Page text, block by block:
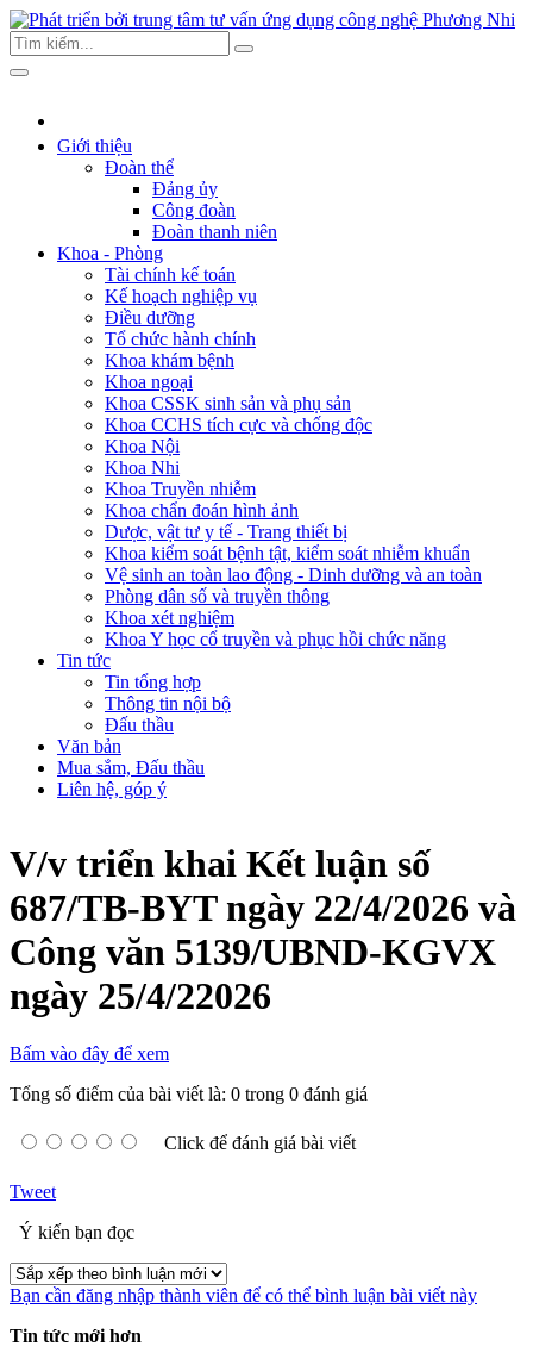
Giới thiệu
Đoàn thể
Đảng ủy
Công đoàn
Đoàn thanh niên
Khoa - Phòng
Tài chính kế toán
Kế hoạch nghiệp vụ
Điều dưỡng
Tổ chức hành chính
Khoa khám bệnh
Khoa ngoại
Khoa CSSK sinh sản và phụ sản
Khoa CCHS tích cực và chống độc
Khoa Nội
Khoa Nhi
Khoa Truyền nhiễm
Khoa chẩn đoán hình ảnh
Dược, vật tư y tế - Trang thiết bị
Khoa kiểm soát bệnh tật, kiểm soát nhiễm khuẩn
Vệ sinh an toàn lao động - Dinh dưỡng và an toàn
Phòng dân số và truyền thông
Khoa xét nghiệm
Khoa Y học cổ truyền và phục hồi chức năng
Tin tức
Tin tổng hợp
Thông tin nội bộ
Đấu thầu
Văn bản
Mua sắm, Đấu thầu
Liên hệ, góp ý
V/v triển khai Kết luận số
687/TB-BYT ngày 22/4/2026 và
Công văn 5139/UBND-KGVX
ngày 25/4/22026
Bấm vào đây để xem
Tổng số điểm của bài viết là: 0 trong 0 đánh giá
Click để đánh giá bài viết
Tweet
Ý kiến bạn đọc
Bạn cần đăng nhập thành viên để có thể bình luận bài viết này
Tin tức mới hơn